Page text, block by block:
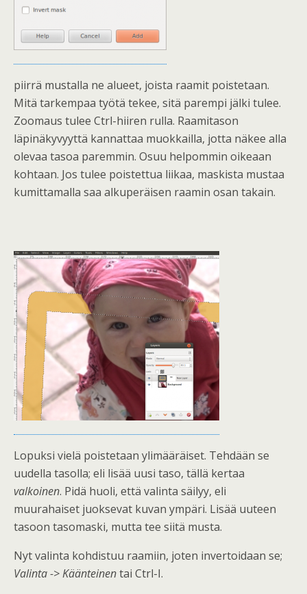
piirrä mustalla ne alueet, joista raamit poistetaan.
Mitä tarkempaa työtä tekee, sitä parempi jälki tulee.
Zoomaus tulee Ctrl-hiiren rulla. Raamitason
läpinäkyvyyttä kannattaa muokkailla, jotta näkee alla
olevaa tasoa paremmin. Osuu helpommin oikeaan
kohtaan. Jos tulee poistettua liikaa, maskista mustaa
kumittamalla saa alkuperäisen raamin osan takain.
Lopuksi vielä poistetaan ylimääräiset. Tehdään se
uudella tasolla; eli lisää uusi taso, tällä kertaa
valkoinen. Pidä huoli, että valinta säilyy, eli
muurahaiset juoksevat kuvan ympäri. Lisää uuteen
tasoon tasomaski, mutta tee siitä musta.
Nyt valinta kohdistuu raamiin, joten invertoidaan se;
Valinta -> Käänteinentai Ctrl-I.